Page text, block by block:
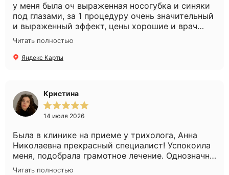
у меня была оч выраженная носогубка и синяки
под глазами, за 1 процедуру очень значительный
и выраженный эффект, цены хорошие и врач
очень слэйный, советы очень хорошие дает,
Читать полностью
Яндекс Карты
Кристина
14 июля 2026
Была в клинике на приеме у трихолога, Анна
Николаевна прекрасный специалист! Успокоила
меня, подобрала грамотное лечение. Однозначно
рекомендую!
Читать полностью